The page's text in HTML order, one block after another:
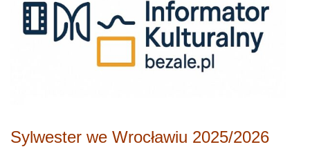
Sylwester we Wrocławiu 2025/2026